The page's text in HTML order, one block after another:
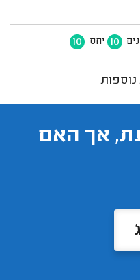
10 יחס 10
נוספות
דעת, אך האם